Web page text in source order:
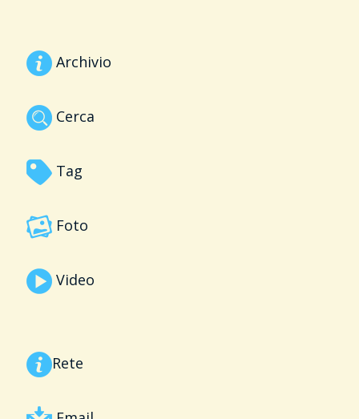
Archivio
Cerca
Tag
Foto
Video
Rete